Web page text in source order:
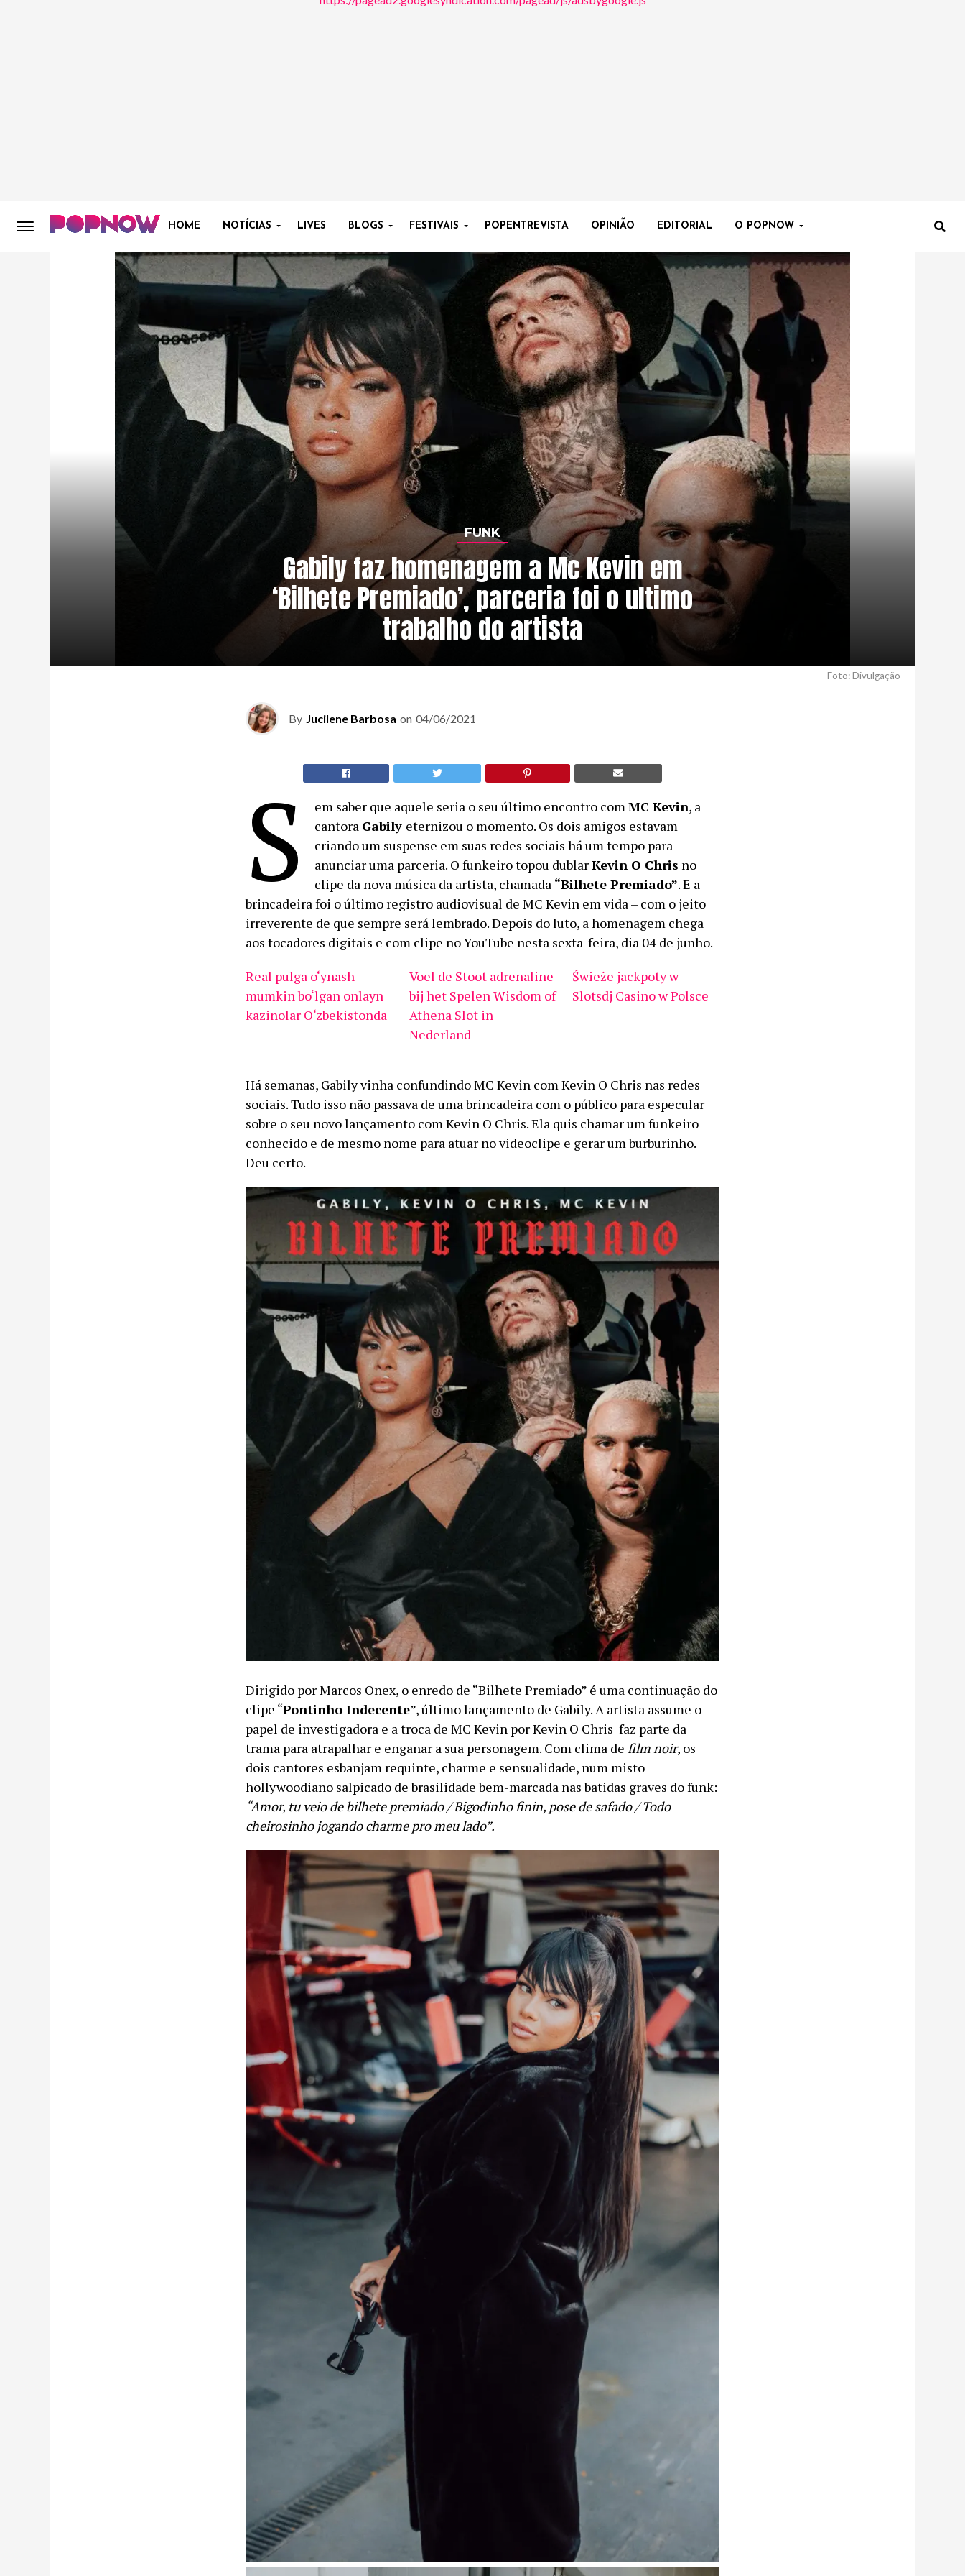
HOME NOTÍCIAS LIVES BLOGS FESTIVAIS POPENTREVISTA OPINIÃO EDITORIAL O POPNOW
FUNK
Gabily faz homenagem a Mc Kevin em
‘Bilhete Premiado’, parceria foi o ultimo
trabalho do artista
Foto: Divulgação
By Jucilene Barbosa on 04/06/2021
S em saber que aquele seria o seu último encontro comMC Kevin, a
cantora Gabily eternizou o momento. Os dois amigos estavam
criando um suspense em suas redes sociais há um tempo para
anunciar uma parceria. O funkeiro topou dublarKevin O Chris no
clipe da nova música da artista, chamada “Bilhete Premiado”. E a
brincadeira foi o último registro audiovisual de MC Kevin em vida – com o jeito
irreverente de que sempre será lembrado. Depois do luto, a homenagem chega
aos tocadores digitais e com clipe no YouTube nesta sexta-feira, dia 04 de junho.
Real pulga o‘ynash
mumkin bo‘lgan onlayn
kazinolar O‘zbekistonda
Voel de Stoot adrenaline
bij het Spelen Wisdom of
Athena Slot in
Nederland
Świeże jackpoty w
Slotsdj Casino w Polsce
Há semanas, Gabily vinha confundindo MC Kevin com Kevin O Chris nas redes
sociais. Tudo isso não passava de uma brincadeira com o público para especular
sobre o seu novo lançamento com Kevin O Chris. Ela quis chamar um funkeiro
conhecido e de mesmo nome para atuar no videoclipe e gerar um burburinho.
Deu certo.
Dirigido por Marcos Onex, o enredo de “Bilhete Premiado” é uma continuação do
clipe “Pontinho Indecente”, último lançamento de Gabily. A artista assume o
papel de investigadora e a troca de MC Kevin por Kevin O Chris faz parte da
trama para atrapalhar e enganar a sua personagem. Com clima de film noir, os
dois cantores esbanjam requinte, charme e sensualidade, num misto
hollywoodiano salpicado de brasilidade bem-marcada nas batidas graves do funk:
“Amor, tu veio de bilhete premiado / Bigodinho finin, pose de safado / Todo
cheirosinho jogando charme pro meu lado”.